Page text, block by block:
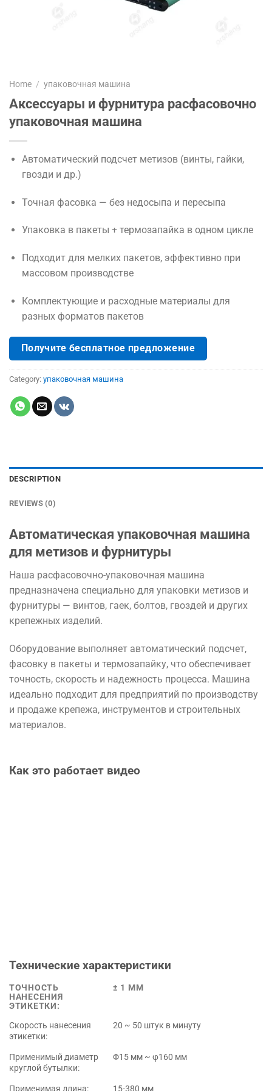
Home / упаковочная машина
Аксессуары и фурнитура расфасовочно
упаковочная машина
Автоматический подсчет метизов (винты, гайки,
гвозди и др.)
Точная фасовка — без недосыпа и пересыпа
Упаковка в пакеты + термозапайка в одном цикле
Подходит для мелких пакетов, эффективно при
массовом производстве
Комплектующие и расходные материалы для
разных форматов пакетов
Получите бесплатное предложение
Category: упаковочная машина
DESCRIPTION
REVIEWS (0)
Автоматическая упаковочная машина
для метизов и фурнитуры
Наша расфасовочно-упаковочная машина
предназначена специально для упаковки метизов и
фурнитуры — винтов, гаек, болтов, гвоздей и других
крепежных изделий.
Оборудование выполняет автоматический подсчет,
фасовку в пакеты и термозапайку, что обеспечивает
точность, скорость и надежность процесса. Машина
идеально подходит для предприятий по производству
и продаже крепежа, инструментов и строительных
материалов.
Как это работает видео
Технические характеристики
ТОЧНОСТЬ
НАНЕСЕНИЯ
ЭТИКЕТКИ:
± 1 ММ
Скорость нанесения
этикетки:
20 ~ 50 штук в минуту
Применимый диаметр
круглой бутылки:
Φ15 мм ~ φ160 мм